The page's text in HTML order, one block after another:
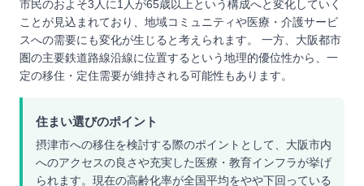
市民のおよそ3人に1人が65歳以上という構成へと変化していく
ことが見込まれており、地域コミュニティや医療・介護サービ
スへの需要にも変化が生じると考えられます。 一方、大阪都市
圏の主要鉄道路線沿線に位置するという地理的優位性から、一
定の移住・定住需要が維持される可能性もあります。
住まい選びのポイント
摂津市への移住を検討する際のポイントとして、大阪市内
へのアクセスの良さや充実した医療・教育インフラが挙げ
られます。現在の高齢化率が全国平均をやや下回っている